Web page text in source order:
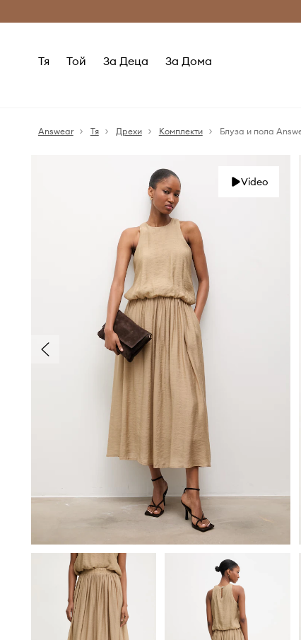
Безплатни
Тя Той За Деца За Дома
Answear Тя Дрехи Комплекти Блуза и пола
Video